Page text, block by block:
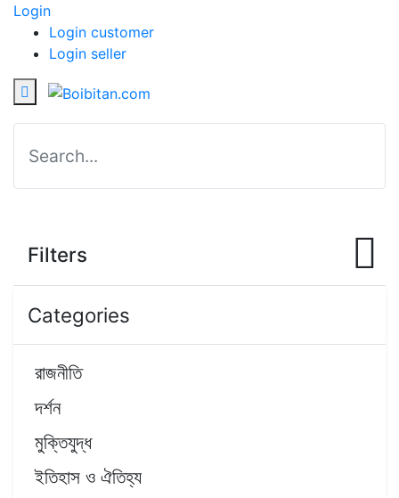
Login
Login customer
Login seller
Filters
Categories
রাজনীতি
দর্শন
মুক্তিযুদ্ধ
ইতিহাস ও ঐতিহ্য